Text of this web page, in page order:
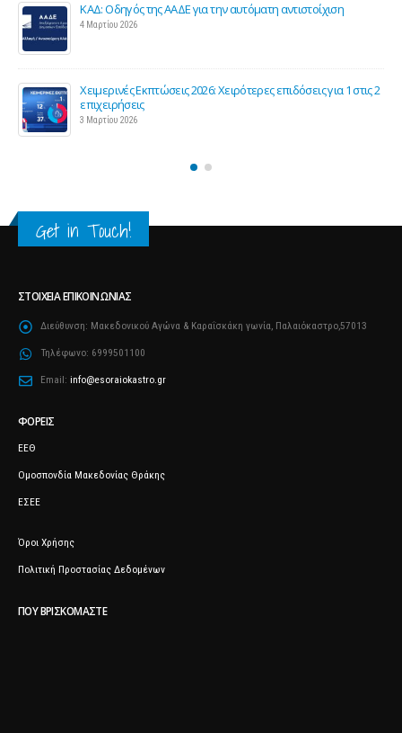
ΚΑΔ: Οδηγός της ΑΑΔΕ για την αυτόματη αντιστοίχιση
4 Μαρτίου 2026
Χειμερινές Εκπτώσεις 2026: Χειρότερες επιδόσεις για 1 στις 2
επιχειρήσεις
3 Μαρτίου 2026
Get in Touch!
ΣΤΟΙΧΕΊΑ ΕΠΙΚΟΙΝΩΝΊΑΣ
Διεύθυνση: Μακεδονικού Αγώνα & Καραΐσκάκη γωνία, Παλαιόκαστρο,57013
Τηλέφωνο: 6999501100
Email: info@esoraiokastro.gr
ΦΟΡΕΊΣ
ΕΕΘ
Ομοσπονδία Μακεδονίας Θράκης
ΕΣΕΕ
Όροι Χρήσης
Πολιτική Προστασίας Δεδομένων
ΠΟΥ ΒΡΙΣΚΌΜΑΣΤΕ